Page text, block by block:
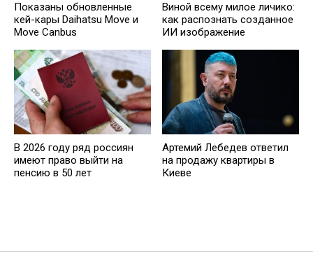
Показаны обновленные
кей-кары Daihatsu Move и
Move Canbus
Виной всему милое личико:
как распознать созданное
ИИ изображение
В 2026 году ряд россиян
имеют право выйти на
пенсию в 50 лет
Артемий Лебедев ответил
на продажу квартиры в
Киеве